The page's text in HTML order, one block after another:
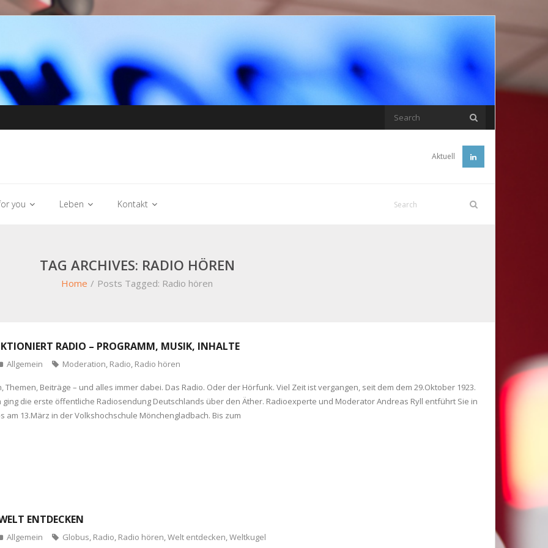
Aktuell
you Leben Kontakt
TAG ARCHIVES: RADIO HÖREN
Home / Posts Tagged: Radio hören
RADIO – PROGRAMM, MUSIK, INHALTE
Allgemein Moderation, Radio, Radio hören
Themen, Beiträge – und alles immer dabei. Das Radio. Oder der Hörfunk. Viel Zeit ist vergangen, seit dem dem 29.Oktober 1923.
ging die erste öffentliche Radiosendung Deutschlands über den Äther. Radioexperte und Moderator Andreas Ryll entführt Sie in
am 13.März in der Volkshochschule Mönchengladbach. Bis zum
ENTDECKEN
Allgemein Globus, Radio, Radio hören,Welt entdecken,Weltkugel